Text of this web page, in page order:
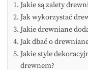
Jakie są zalety
Jak wykorzystać
Jakie drewniane
Jak dbać o
Jakie style
drewnem?